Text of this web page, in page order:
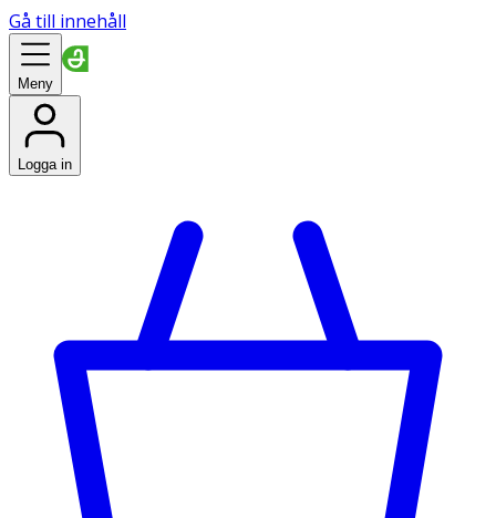
Gå till innehåll
Meny
Logga in